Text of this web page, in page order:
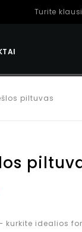
Turite
piltuvas
kurkite idealios